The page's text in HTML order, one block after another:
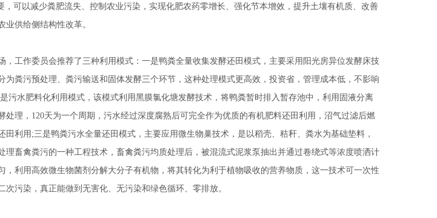
，可以减少粪肥流失、控制农业污染，实现化肥农药零增长、强化节本增效，提升土壤有机质、改善
业供给侧结构性改革。
，工作委员会推荐了三种利用模式：一是鸭粪全量收集发酵还田模式，主要采用阳光房异位发酵床技
粪污预处理、粪污输送和固体发酵三个环节，这种处理模式更高效，投资省，管理成本低，不影响
污水肥料化利用模式，该模式利用黑膜氯化塘发酵技术，将鸭粪暂时排入暂存池中，利用固液分离
理，120天为一个周期，污水经过深度腐熟后可完全作为优质的有机肥料还田利用，沼气过滤后燃
利用;三是鸭粪污水全量还田模式，主要应用微生物巢技术，是以稻壳、秸秆、粪水为基础垫料，
理畜禽粪污的一种工程技术，畜禽粪污均质处理后，被混流式泥浆泵抽出并通过卷绕式等浓度喷洒计
利用高效微生物菌剂分解大分子有机物，将其转化为利于植物吸收的营养物质，这一技术可一次性
污染，真正能做到无害化、无污染和绿色循环、零排放。